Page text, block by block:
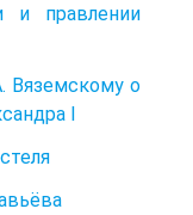
и правлении
Вяземскому о
I